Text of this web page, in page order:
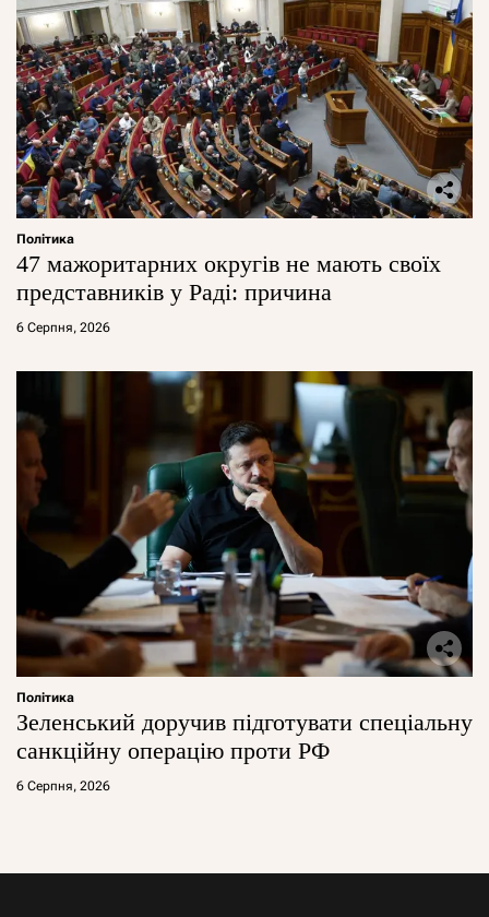
Політика
47 мажоритарних округів не мають своїх
представників у Раді: причина
6 Серпня, 2026
Політика
Зеленський доручив підготувати спеціальну
санкційну операцію проти РФ
6 Серпня, 2026